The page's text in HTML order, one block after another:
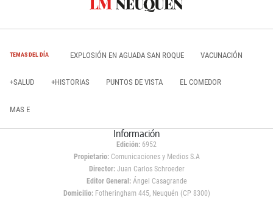
TEMAS DEL DÍA EXPLOSIÓN EN AGUADA SAN ROQUE VACUNACIÓN
+SALUD +HISTORIAS PUNTOS DE VISTA EL COMEDOR
MAS E
Información
Edición: 6952
Propietario:Comunicaciones y Medios S.A
Director: Juan Carlos Schroeder
Editor General:Ángel Casagrande
Domicilio:Fotheringham 445, Neuquén (CP 8300)